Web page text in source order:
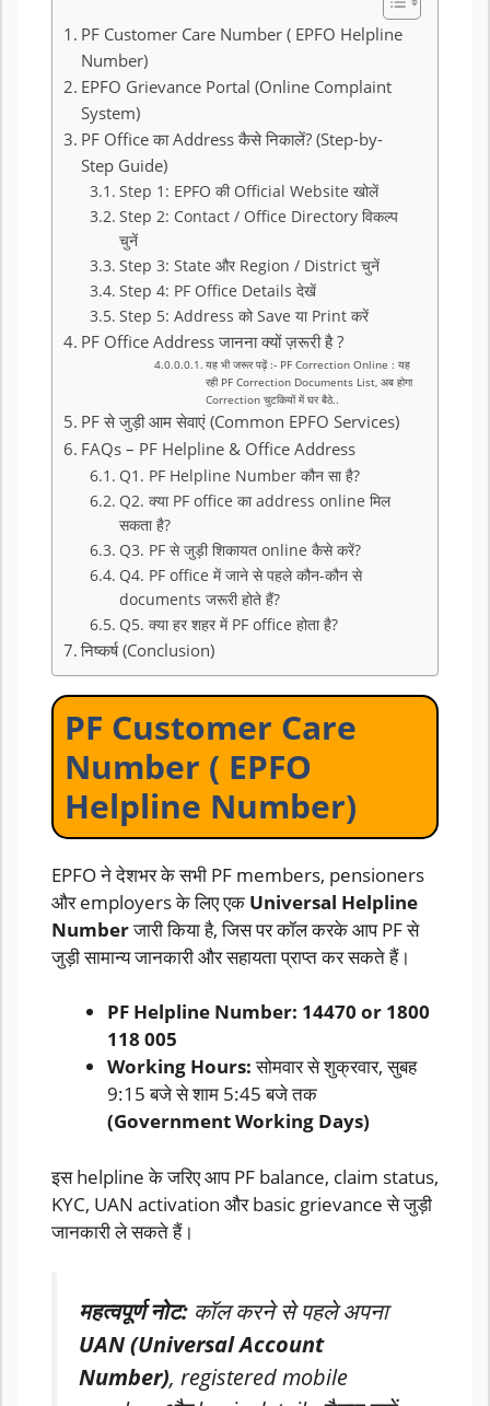
PF Customer Care Number ( EPFO Helpline
Number)
EPFO Grievance Portal (Online Complaint
System)
PF Office का Address कैसे निकालें? (Step-by-
Step Guide)
Step 1: EPFO की Official Website खोलें
Step 2: Contact / Office Directory विकल्प
चुनें
Step 3: State और Region / District चुनें
Step 4: PF Office Details देखें
Step 5: Address को Save या Print करें
PF Office Address जानना क्यों ज़रूरी है ?
यह भी जरूर पढ़ें :- PF Correction Online : यह
रही PF Correction Documents List, अब होगा
Correction चुटकियों में घर बैठे..
PF से जुड़ी आम सेवाएं (Common EPFO Services)
FAQs – PF Helpline & Office Address
Q1. PF Helpline Number कौन सा है?
Q2. क्या PF office का address online मिल
सकता है?
Q3. PF से जुड़ी शिकायत online कैसे करें?
Q4. PF office में जाने से पहले कौन-कौन से
documents जरूरी होते हैं?
Q5. क्या हर शहर में PF office होता है?
निष्कर्ष (Conclusion)
PF Customer Care
Number ( EPFO
Helpline Number)
EPFO ने देशभर के सभी PF members, pensioners
और employers के लिए एक Universal Helpline
Numberजारी किया है, जिस पर कॉल करके आप PF से
जुड़ी सामान्य जानकारी और सहायता प्राप्त कर सकते हैं।
PF Helpline Number: 14470 or 1800
118 005
Working Hours:सोमवार से शुक्रवार, सुबह
9:15 बजे से शाम 5:45 बजे तक
(Government Working Days)
इस helpline के जरिए आप PF balance, claim status,
KYC, UAN activation और basic grievance से जुड़ी
जानकारी ले सकते हैं।
महत्वपूर्ण नोट: कॉल करने से पहले अपना
UAN (Universal Account
Number), registered mobile